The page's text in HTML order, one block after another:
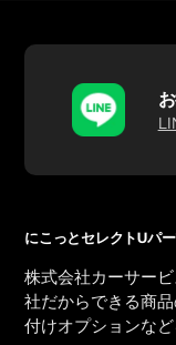
にこっとセレクトUパ
株式会社カーサー
社だからできる商
付けオプションなど